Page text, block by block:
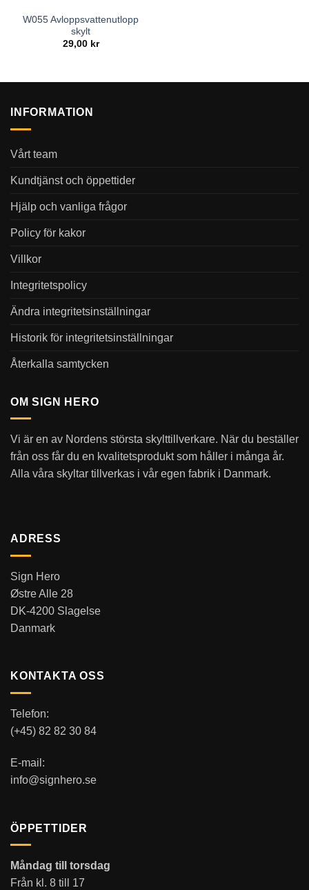
W055 Avloppsvattenutlopp
skylt
29,00 kr
INFORMATION
Vårt team
Kundtjänst och öppettider
Hjälp och vanliga frågor
Policy för kakor
Villkor
Integritetspolicy
Ändra integritetsinställningar
Historik för integritetsinställningar
Återkalla samtycken
OM SIGN HERO
Vi är en av Nordens största skylttillverkare. När du beställer
från oss får du en kvalitetsprodukt som håller i många år.
Alla våra skyltar tillverkas i vår egen fabrik i Danmark.
ADRESS
Sign Hero
Østre Alle 28
DK-4200 Slagelse
Danmark
KONTAKTA OSS
Telefon:
(+45) 82 82 30 84
E-mail:
info@signhero.se
ÖPPETTIDER
Måndag till torsdag
Från kl. 8 till 17